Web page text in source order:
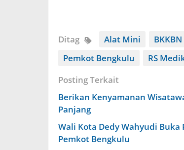
Ditag Alat Mini
Pemkot Bengkulu
RS
Posting Terkait
Berikan Kenyamanan
Panjang
Wali Kota Dedy Wahyudi
Pemkot Bengkulu